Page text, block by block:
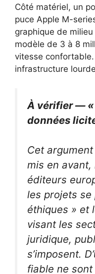
Côté matériel, un
puce Apple M-
graphique de
modèle de 3 à 8
vitesse
infrastructure
À vérifier —
données
Cet
mis en
éditeurs
les projets se
éthiques » et
visant les
juridique,
s’imposent.
fiable ne sont